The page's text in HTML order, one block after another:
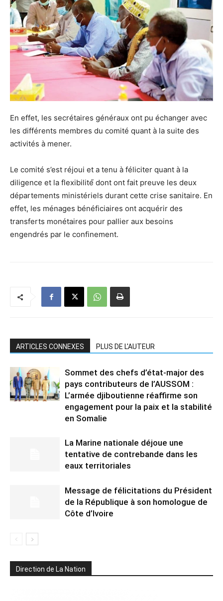
En effet, les secrétaires généraux ont pu échanger avec
les différents membres du comité quant à la suite des
activités à mener.
Le comité s’est réjoui et a tenu à féliciter quant à la
diligence et la flexibilité́ dont ont fait preuve les deux
départements ministériels durant cette crise sanitaire. En
effet, les ménages bénéficiaires ont acquérir des
transferts monétaires pour pallier aux besoins
engendrés par le confinement.
ARTICLES CONNEXES PLUS DE L'AUTEUR
Sommet des chefs d’état-major des
pays contributeurs de l’AUSSOM :
L’armée djiboutienne réaffirme son
engagement pour la paix et la stabilité
en Somalie
La Marine nationale déjoue une
tentative de contrebande dans les
eaux territoriales
Message de félicitations du Président
de la République à son homologue de
Côte d’Ivoire
Direction de La Nation